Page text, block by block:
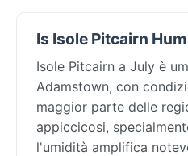
Is Isole Pitcairn
Isole Pitcairn a July è
Adamstown, con
maggior parte delle
appiccicosi,
l'umidità amplifica